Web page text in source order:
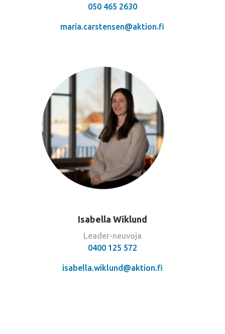
050 465 2630
maria.carstensen@aktion.fi
Isabella Wiklund
Leader-neuvoja
0400 125 572
isabella.wiklund@aktion.fi